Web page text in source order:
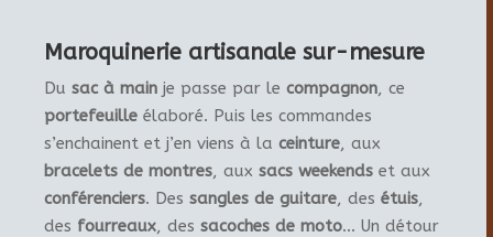
Maroquinerie artisanale sur-mesure
Du sac à main je passe par le compagnon, ce
portefeuille élaboré. Puis les commandes
s’enchainent et j’en viens à la ceinture, aux
bracelets de montres, aux sacs weekends et aux
conférenciers. Des sangles de guitare, des étuis,
des fourreaux, des sacoches de moto… Un détour